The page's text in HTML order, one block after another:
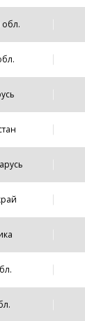
обл.